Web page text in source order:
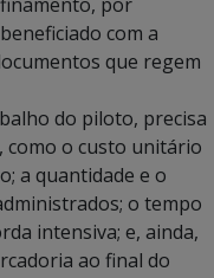
por
com a
que regem
do piloto, precisa
como o custo unitário
a quantidade e o
o tempo
intensiva; e, ainda,
ao final do